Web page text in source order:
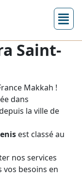
Saint-
Makkah !
dans
la ville de
est classé au
nos services
besoins en